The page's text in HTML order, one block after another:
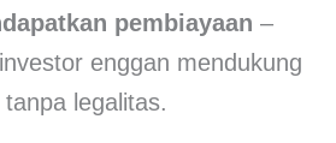
pembiayaan –
enggan mendukung
tanpa legalitas.